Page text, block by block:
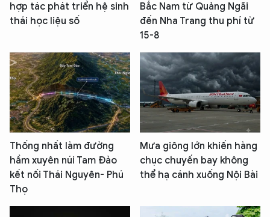
hợp tác phát triển hệ sinh
thái học liệu số
Bắc Nam từ Quảng Ngãi
đến Nha Trang thu phí từ
15-8
Thống nhất làm đường
hầm xuyên núi Tam Đảo
kết nối Thái Nguyên- Phú
Thọ
Mưa giông lớn khiến hàng
chục chuyến bay không
thể hạ cánh xuống Nội Bài